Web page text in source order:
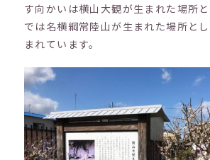
す向かいは横山大観が生まれた場所
では名横綱常陸山が生まれた場所と
まれています。